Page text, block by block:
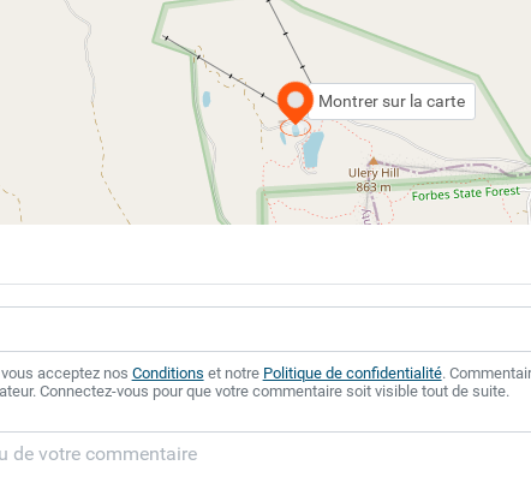
Montrer sur la carte
acceptez nos Conditions et notre Politique de confidentialité.
Connectez-vous pour que votre commentaire soit visible tout de suite.